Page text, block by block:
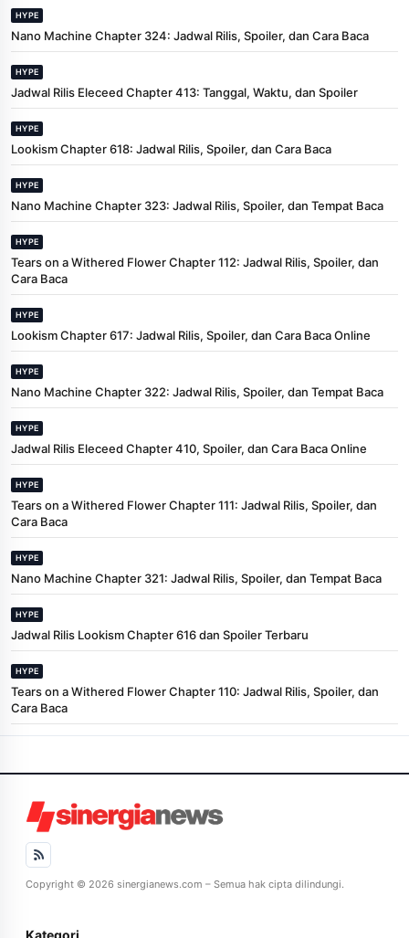
HYPE
Nano Machine Chapter 324: Jadwal Rilis, Spoiler, dan Cara Baca
HYPE
Jadwal Rilis Eleceed Chapter 413: Tanggal, Waktu, dan Spoiler
HYPE
Lookism Chapter 618: Jadwal Rilis, Spoiler, dan Cara Baca
HYPE
Nano Machine Chapter 323: Jadwal Rilis, Spoiler, dan Tempat Baca
HYPE
Tears on a Withered Flower Chapter 112: Jadwal Rilis, Spoiler, dan
Cara Baca
HYPE
Lookism Chapter 617: Jadwal Rilis, Spoiler, dan Cara Baca Online
HYPE
Nano Machine Chapter 322: Jadwal Rilis, Spoiler, dan Tempat Baca
HYPE
Jadwal Rilis Eleceed Chapter 410, Spoiler, dan Cara Baca Online
HYPE
Tears on a Withered Flower Chapter 111: Jadwal Rilis, Spoiler, dan
Cara Baca
HYPE
Nano Machine Chapter 321: Jadwal Rilis, Spoiler, dan Tempat Baca
HYPE
Jadwal Rilis Lookism Chapter 616 dan Spoiler Terbaru
HYPE
Tears on a Withered Flower Chapter 110: Jadwal Rilis, Spoiler, dan
Cara Baca
Copyright © 2026 sinergianews.com – Semua hak cipta dilindungi.
Kategori